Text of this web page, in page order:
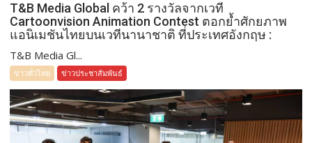
T&B Media Global คว้า 2 รางวัลจากเวที
Cartoonvision Animation Contest ตอกย้ำศักยภาพ
แอนิเมชันไทยบนเวทีนานาชาติ ที่ประเทศอังกฤษ :
T&B Media Gl...
ข่าวทั่วไทย ข่าวประชาสัมพันธ์